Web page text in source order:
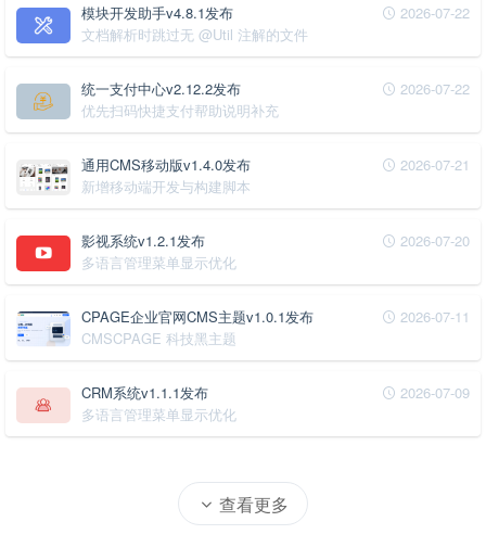
2026-07-22
模块开发助手v4.8.1发布
文档解析时跳过无 @Util 注解的文件
2026-07-22
统一支付中心v2.12.2发布
优先扫码快捷支付帮助说明补充
2026-07-21
通用CMS移动版v1.4.0发布
新增移动端开发与构建脚本
2026-07-20
影视系统v1.2.1发布
多语言管理菜单显示优化
2026-07-11
CPAGE企业官网CMS主题v1.0.1发布
CMSCPAGE 科技黑主题
2026-07-09
CRM系统v1.1.1发布
多语言管理菜单显示优化
查看更多